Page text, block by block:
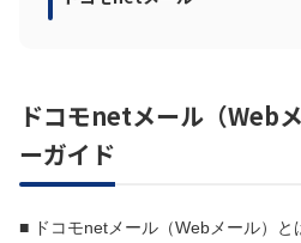
よくあるご質問
ドコモnetメール（Web
ーガイド
■ ドコモnetメール（Webメール）と